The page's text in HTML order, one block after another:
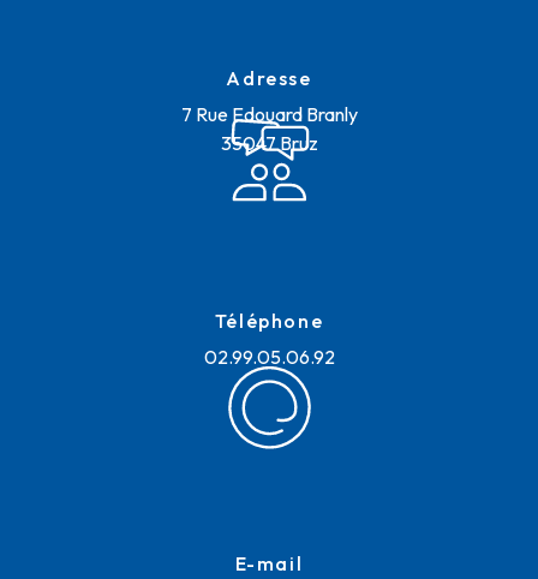
Adresse
7 Rue Edouard Branly
35047 Bruz
Téléphone
02.99.05.06.92
E-mail